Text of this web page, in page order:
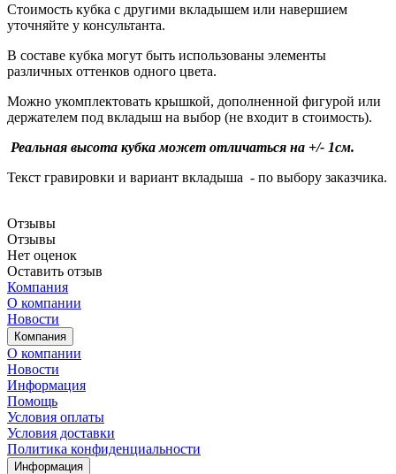
Стоимость кубка с другими вкладышем или навершием
уточняйте у консультанта.
В составе кубка могут быть использованы элементы
различных оттенков одного цвета.
Можно укомплектовать крышкой, дополненной фигурой или
держателем под вкладыш на выбор (не входит в стоимость).
Реальная высота кубка может отличаться на +/- 1см.
Текст гравировки и вариант вкладыша - по выбору заказчика.
Отзывы
Отзывы
Нет оценок
Оставить отзыв
Компания
О компании
Новости
Компания
О компании
Новости
Информация
Помощь
Условия оплаты
Условия доставки
Политика конфиденциальности
Информация